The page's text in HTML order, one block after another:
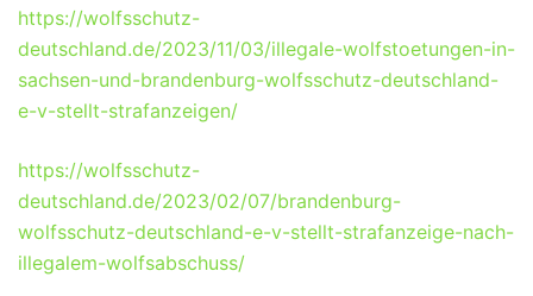
https://wolfsschutz-
deutschland.de/2023/11/03/illegale-wolfstoetungen-in-
sachsen-und-brandenburg-wolfsschutz-deutschland-
e-v-stellt-strafanzeigen/
https://wolfsschutz-
deutschland.de/2023/02/07/brandenburg-
wolfsschutz-deutschland-e-v-stellt-strafanzeige-nach-
illegalem-wolfsabschuss/